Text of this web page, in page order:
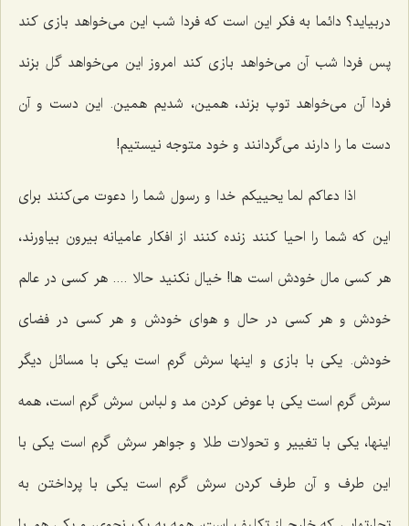
دربیاید؟ دائما به فکر این است که فردا شب این می‌خواهد بازی کند
پس فردا شب آن می‌خواهد بازی کند امروز این می‌خواهد گل بزند
فردا آن می‌خواهد توپ بزند، همین، شدیم همین. این دست و آن
دست ما را دارند می‌گردانند و خود متوجه نیستیم!
اذا دعاکم لما یحییکم خدا و رسول شما را دعوت می‌کنند برای
این که شما را احیا کنند زنده کنند از افکار عامیانه بیرون بیاورند،
هر کسی مال خودش است ها! خیال نکنید حالا .... هر کسی در عالم
خودش و هر کسی در حال و هوای خودش و هر کسی در فضای
خودش. یکی با بازی و اینها سرش گرم است یکی با مسائل دیگر
سرش گرم است یکی با عوض کردن مد و لباس سرش گرم است، همه
اینها، یکی با تغییر و تحولات طلا و جواهر سرش گرم است یکی با
این طرف و آن طرف کردن سرش گرم است یکی با پرداختن به